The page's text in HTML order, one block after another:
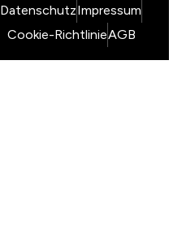
DatenschutzImpressum
Cookie-RichtlinieAGB